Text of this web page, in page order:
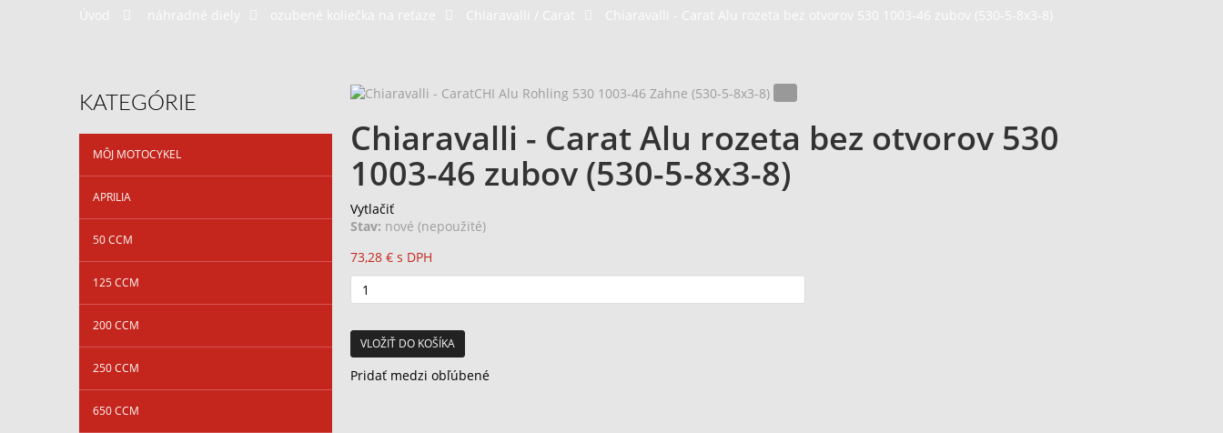
Úvod náhradné diely ozubené koliečka na reťaze Chiaravalli / Carat Chiaravalli - Carat Alu rozeta bez otvorov 530 1003-46 zubov (530-5-8x3-8)
KATEGÓRIE
MÔJ MOTOCYKEL
APRILIA
50 CCM
125 CCM
200 CCM
250 CCM
650 CCM
Chiaravalli - Carat Alu rozeta bez otvorov 530
1003-46 zubov (530-5-8x3-8)
Vytlačiť
Stav: nové (nepoužité)
73,28 €s DPH
VLOŽIŤ DO KOŠÍKA
Pridať medzi obľúbené